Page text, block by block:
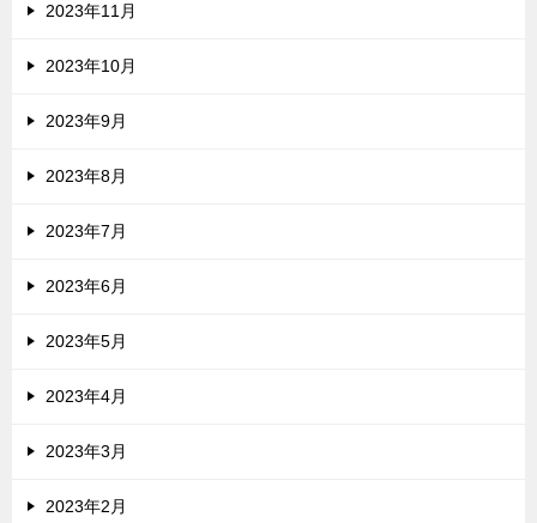
2023年11月
2023年10月
2023年9月
2023年8月
2023年7月
2023年6月
2023年5月
2023年4月
2023年3月
2023年2月